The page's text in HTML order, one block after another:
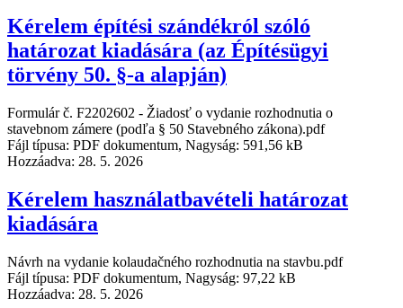
Kérelem építési szándékról szóló
határozat kiadására (az Építésügyi
törvény 50. §-a alapján)
Formulár č. F2202602 - Žiadosť o vydanie rozhodnutia o
stavebnom zámere (podľa § 50 Stavebného zákona).pdf
Fájl típusa: PDF dokumentum, Nagyság: 591,56 kB
Hozzáadva: 28. 5. 2026
Kérelem használatbavételi határozat
kiadására
Návrh na vydanie kolaudačného rozhodnutia na stavbu.pdf
Fájl típusa: PDF dokumentum, Nagyság: 97,22 kB
Hozzáadva: 28. 5. 2026